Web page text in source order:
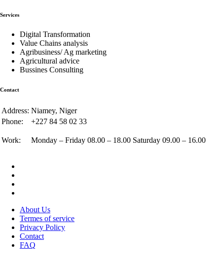
Services
Digital Transformation
Value Chains analysis
Agribusiness/ Ag marketing
Agricultural advice
Bussines Consulting
Contact
Address: Niamey, Niger
Phone:
+227 84 58 02 33
Work: Monday – Friday 08.00 – 18.00 Saturday 09.00 – 16.00
About Us
Termes of service
Privacy Policy
Contact
FAQ